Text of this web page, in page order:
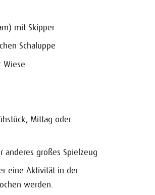
mit Skipper
Schaluppe
Wiese
Mittag oder
anderes großes Spielzeug
eine Aktivität in der
werden.